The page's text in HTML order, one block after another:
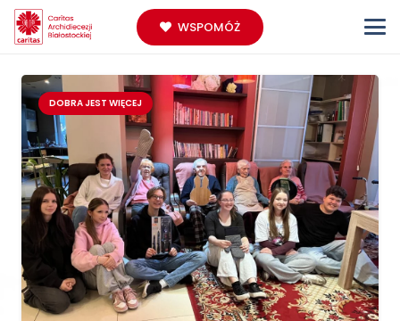
WSPOMÓŻ
DOBRA JEST WIĘCEJ